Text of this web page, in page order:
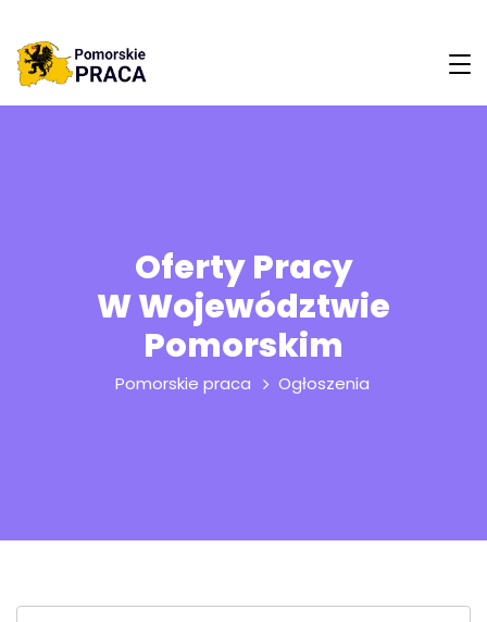
Oferty Pracy
W Województwie
Pomorskim
Pomorskie praca Ogłoszenia